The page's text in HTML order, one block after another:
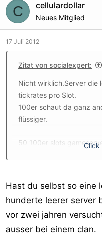
C cellulardollar
Neues Mitglied
17 Juli 2012
Zitat von socialexpert:
Nicht wirklich.Server die
tickrates pro Slot.
100er schaut da ganz
flüssiger.
50 100er slots
splashscreen nach dem
Produkthersteller für
Fragebögen wie (
Woche, gehst du oft zu
Click
Hast du selbst so eine
hunderte leerer server
vor zwei jahren
ausser bei einem clan.